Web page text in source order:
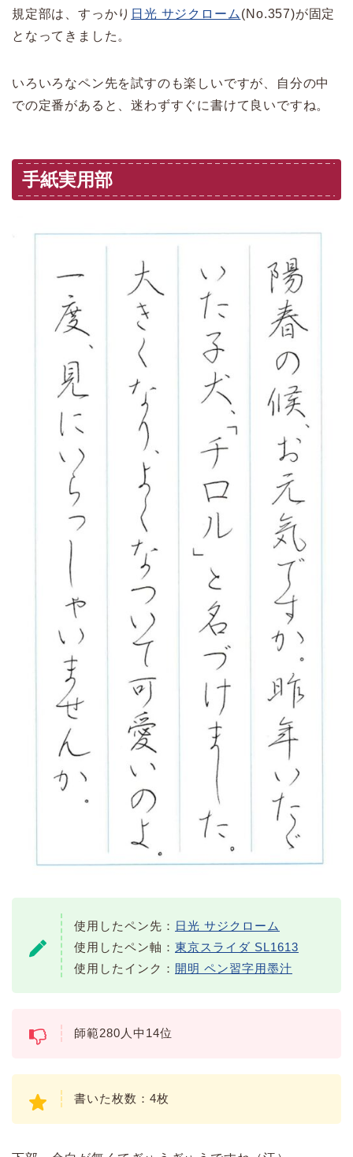
規定部は、すっかり 日光 サジクローム (No.357)が固定
となってきました。
いろいろなペン先を試すのも楽しいですが、自分の中
での定番があると、迷わずすぐに書けて良いですね。
手紙実用部
使用したペン先： 日光 サジクローム
使用したペン軸： 東京スライダ SL1613
使用したインク： 開明 ペン習字用墨汁
師範280人中14位
書いた枚数：4枚